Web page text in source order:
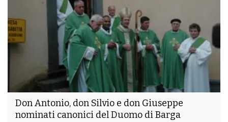
canonicato
di
don
Antonio
Don Antonio, don Silvio e don Giuseppe
nominati canonici del Duomo di Barga